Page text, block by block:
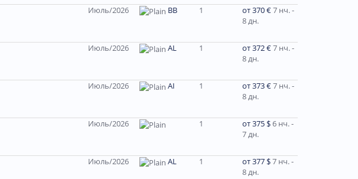
Июль/2026 ВВ 1 от 370 €7 нч. -
8 дн.
Июль/2026 AL 1 от 372 €7 нч. -
8 дн.
Июль/2026 AI 1 от 373 €7 нч. -
8 дн.
Июль/2026 1 от 375 $6 нч. -
7 дн.
Июль/2026 AL 1 от 377 $7 нч. -
8 дн.